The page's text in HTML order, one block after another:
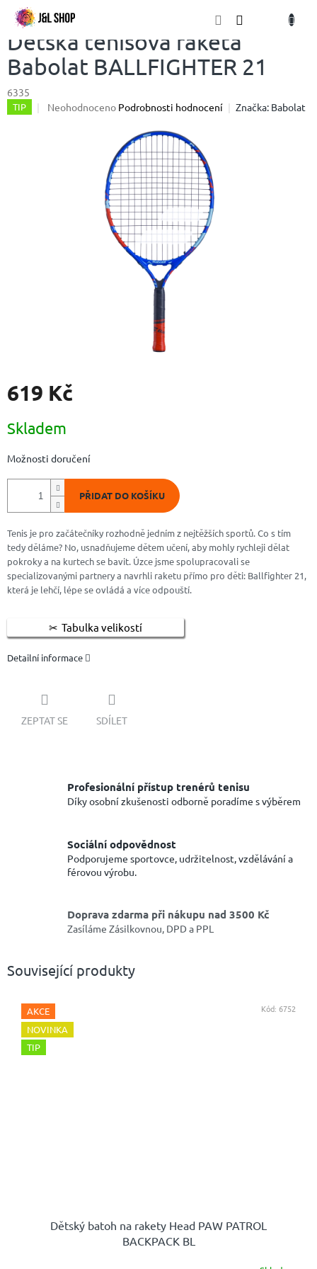
Přejít
obsah
Dětská tenisová raketa
Babolat BALLFIGHTER 21
6335
TIP
Průměrné
Neohodnoceno Podrobnosti hodnocení Značka: Babolat
619 Kč
cena:
Skladem
Možnosti doručení
PŘIDAT DO KOŠÍKU
Tenis je pro začátečníky rozhodně jedním z nejtěžších sportů. Co s tím
tedy děláme? No, usnadňujeme dětem učení, aby mohly rychleji dělat
pokroky a na kurtech se bavit. Úzce jsme spolupracovali se
specializovanými partnery a navrhli raketu přímo pro děti: Ballfighter 21,
která je lehčí, lépe se ovládá a více odpouští.
Tabulka velikostí
Detailní informace
ZEPTAT SE SDÍLET
Profesionální přístup trenérů tenisu
Díky osobní zkušenosti odborně poradíme s výběrem
Sociální odpovědnost
Podporujeme sportovce, udržitelnost, vzdělávání a
férovou výrobu.
Doprava zdarma při nákupu nad 3500 Kč
Zasíláme Zásilkovnou, DPD a PPL
Související produkty
AKCE
NOVINKA
TIP
Dětský batoh na rakety Head PAW PATROL
BACKPACK BL
Kód: 6752